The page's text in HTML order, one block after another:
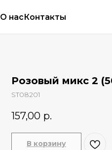
О насКонтакты
Розовый микс 2
ST08201
157,00 р.
В корзину